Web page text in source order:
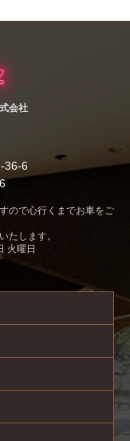
会社
36-6
ので心行くまでお車をご
たします。
火曜日